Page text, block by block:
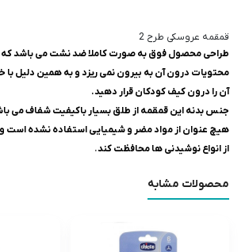
قمقمه عروسکی طرح 2
طراحی محصول فوق به صورت کاملا ضد نشت می باشد که
محتویات درون آن به بیرون نمی ریزد و به همین دلیل با
آن را درون کیف کودکان قرار دهید.
جنس بدنه این قمقمه از طلق بسیار باکیفیت شفاف می
هیچ عنوان از مواد مضر و شیمیایی استفاده نشده است
از انواع نوشیدنی ها محافظت کند.
محصولات مشابه